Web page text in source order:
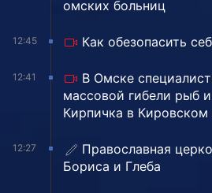
омских больниц
12:45 Как обезопасить
12:41
В Омске
массовой гибели рыб
Кирпичка в Кировском
12:27
Православная
Бориса и Глеба